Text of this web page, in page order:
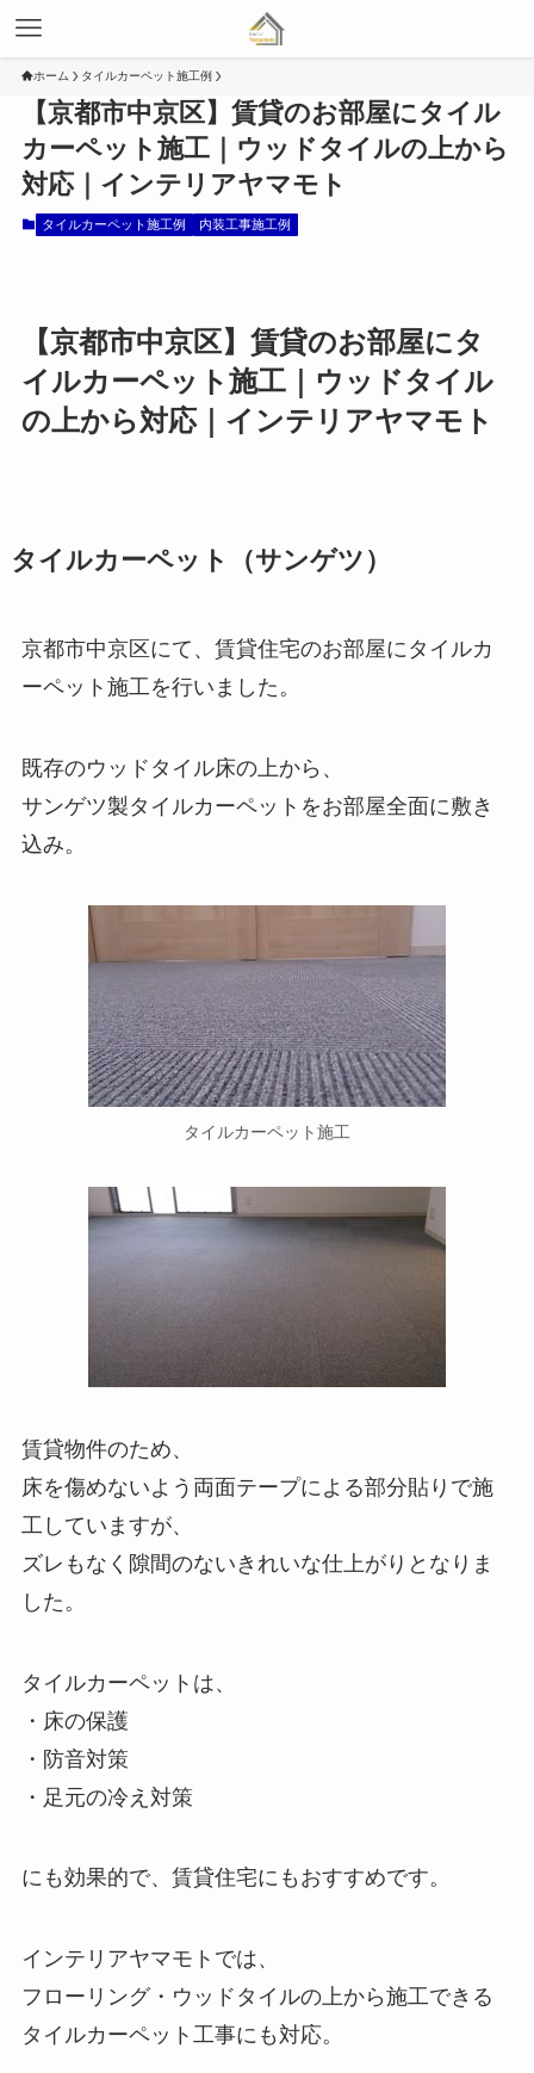
ホーム タイルカーペット施工例
【京都市中京区】賃貸のお部屋にタイル
カーペット施工｜ウッドタイルの上から
対応｜インテリアヤマモト
タイルカーペット施工例 内装工事施工例
【京都市中京区】賃貸のお部屋にタ
イルカーペット施工｜ウッドタイル
の上から対応｜インテリアヤマモト
タイルカーペット（サンゲツ）
京都市中京区にて、賃貸住宅のお部屋にタイルカ
ーペット施工を行いました。
既存のウッドタイル床の上から、
サンゲツ製タイルカーペットをお部屋全面に敷き
込み。
タイルカーペット施工
賃貸物件のため、
床を傷めないよう両面テープによる部分貼りで施
工していますが、
ズレもなく隙間のないきれいな仕上がりとなりま
した。
タイルカーペットは、
・床の保護
・防音対策
・足元の冷え対策
にも効果的で、賃貸住宅にもおすすめです。
インテリアヤマモトでは、
フローリング・ウッドタイルの上から施工できる
タイルカーペット工事にも対応。